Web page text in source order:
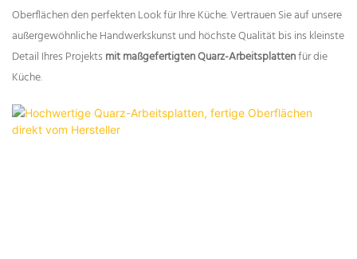
Oberflächen den perfekten Look für Ihre Küche. Vertrauen Sie auf unsere
außergewöhnliche Handwerkskunst und höchste Qualität bis ins kleinste
Detail Ihres Projekts mit maßgefertigten Quarz-Arbeitsplattenfür die
Küche.